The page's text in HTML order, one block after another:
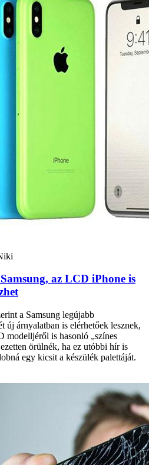
az LCD iPhone is
a Samsung legújabb
új árnyalatban is elérhetőek lesznek,
modelljéről is hasonló „színes
örülnék, ha ez utóbbi hír is
egy kicsit a készülék palettáját.